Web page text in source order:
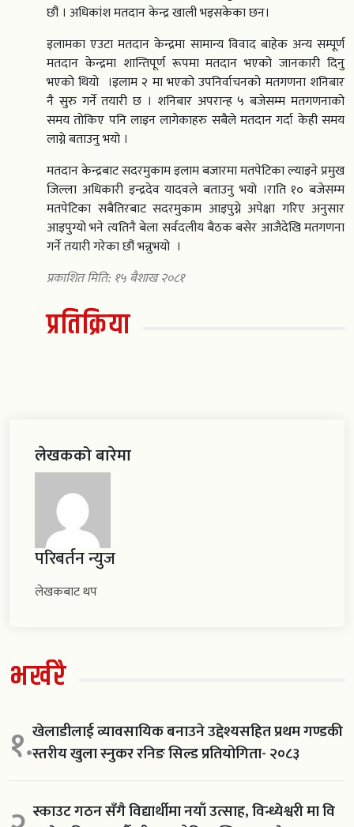
छौं । अधिकांश मतदान केन्द्र खाली भइसकेका छन।
इलामका एउटा मतदान केन्द्रमा सामान्य विवाद बाहेक अन्य सम्पूर्ण
मतदान केन्द्रमा शान्तिपूर्ण रूपमा मतदान भएको जानकारी दिनु
भएको थियो ।इलाम २ मा भएको उपनिर्वाचनको मतगणना शनिबार
नै सुरु गर्ने तयारी छ । शनिबार अपरान्ह ५ बजेसम्म मतगणनाको
समय तोकिए पनि लाइन लागेकाहरु सबैले मतदान गर्दा केही समय
लाग्ने बताउनु भयो ।
मतदान केन्द्रबाट सदरमुकाम इलाम बजारमा मतपेटिका ल्याइने प्रमुख
जिल्ला अधिकारी इन्द्रदेव यादवले बताउनु भयो ।राति १० बजेसम्म
मतपेटिका सबैतिरबाट सदरमुकाम आइपुग्ने अपेक्षा गरिए अनुसार
आइपुग्यो भने त्यतिनै बेला सर्वदलीय बैठक बसेर आजैदेखि मतगणना
गर्ने तयारी गरेका छौं भन्नुभयो ।
प्रकाशित मिति: १५ बैशाख २०८१
प्रतिक्रिया
लेखकको बारेमा
परिबर्तन न्युज
लेखकबाट थप
भर्खरै
१.खेलाडीलाई व्यावसायिक बनाउने उद्देश्यसहित प्रथम गण्डकी
स्तरीय खुला स्नुकर रनिङ सिल्ड प्रतियोगिता- २०८३
स्काउट गठन सँगै विद्यार्थीमा नयाँ उत्साह, विन्ध्येश्वरी मा वि